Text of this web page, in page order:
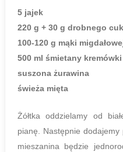
5 jajek
220 g + 30 g drobnego
100-120 g mąki
500 ml śmietany kremówki
suszona żurawina
świeża mięta
Żółtka oddzielamy od
pianę. Następnie
mieszanina będzie